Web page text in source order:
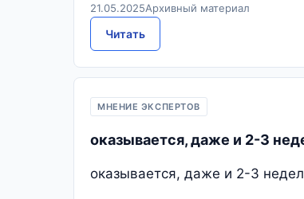
21.05.2025Архивный материал
Читать
МНЕНИЕ ЭКСПЕРТОВ
оказывается, даже и 2-3
оказывается, даже и 2-3